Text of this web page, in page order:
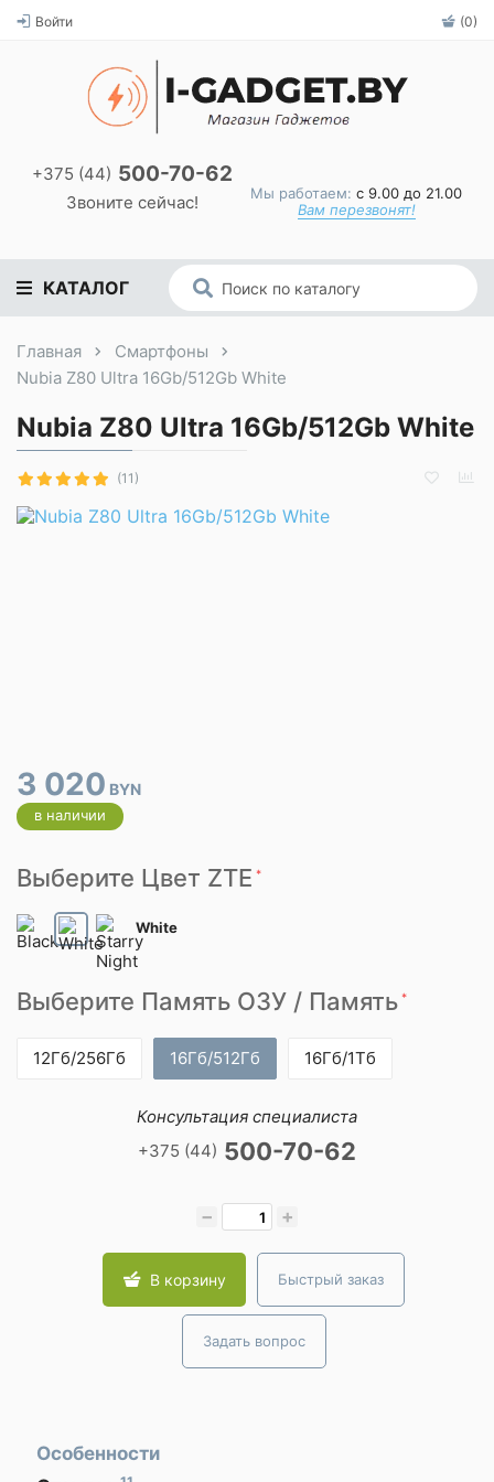
Войти (0)
+375 (44) 500-70-62
Звоните сейчас! Мы работаем: с 9.00 до 21.00
Вам перезвонят!
КАТАЛОГ
Главная
Смартфоны
Nubia Z80 Ultra 16Gb/512Gb White
Nubia Z80 Ultra 16Gb/512Gb White
(11)
3 020 BYN
в наличии
Выберите Цвет ZTE *
White
Выберите Память ОЗУ / Память *
12Гб/256Гб 16Гб/512Гб 16Гб/1Тб
Консультация специалиста
+375 (44) 500-70-62
− +
В корзину Быстрый заказ
Задать вопрос
Особенности